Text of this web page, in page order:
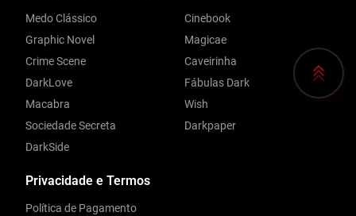
Privacidade e Termos
Política de Pagamento
Medo Clássico
Graphic Novel
Crime Scene
DarkLove
Macabra
Sociedade Secreta
DarkSide
Cinebook
Magicae
Caveirinha
Fábulas Dark
Wish
Darkpaper